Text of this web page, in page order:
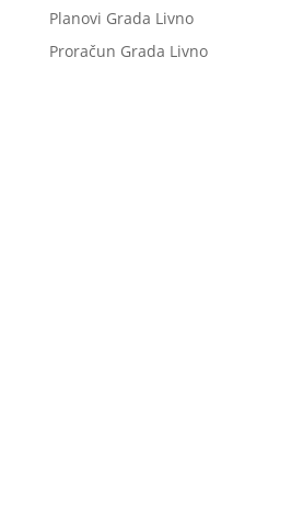
Planovi Grada Livno
Proračun Grada Livno